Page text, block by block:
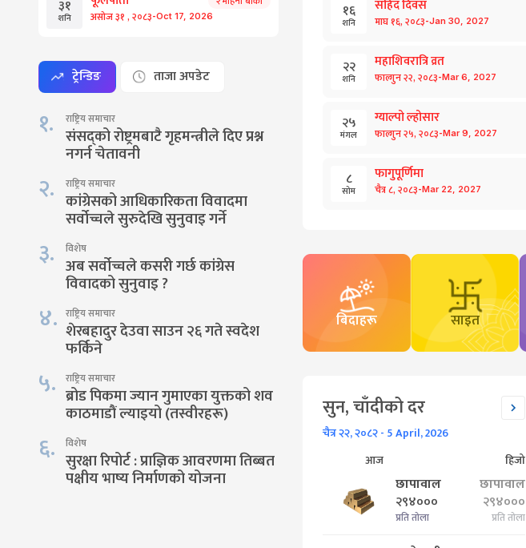
३१
शनि असोज३१ , २०८३-Oct 17, 2026
ट्रेन्डिङ ताजा अपडेट
१. राष्ट्रिय समाचार
संसद्को रोष्ट्रमबाटै गृहमन्त्रीले दिए प्रश्न
नगर्न चेतावनी
२. राष्ट्रिय समाचार
कांग्रेसको आधिकारिकता विवादमा
सर्वोच्चले सुरुदेखि सुनुवाइ गर्ने
३. विशेष
अब सर्वोच्चले कसरी गर्छ कांग्रेस
विवादको सुनुवाइ ?
४. राष्ट्रिय समाचार
शेरबहादुर देउवा साउन २६ गते स्वदेश
फर्किने
५. राष्ट्रिय समाचार
ब्रोड पिकमा ज्यान गुमाएका युक्तको शव
काठमाडौं ल्याइयो (तस्वीरहरू)
६. विशेष
सुरक्षा रिपोर्ट : प्राज्ञिक आवरणमा तिब्बत
पक्षीय भाष्य निर्माणको योजना
१६
शनि
सहिद दिवस
माघ१६, २०८३-Jan 30, 2027
२२
शनि
महाशिवरात्रि व्रत
फाल्गुन२२, २०८३-Mar 6, 2027
२५
मंगल
ग्याल्पो ल्होसार
फाल्गुन२५, २०८३-Mar 9, 2027
८
सोम
फागुपूर्णिमा
चैत्र८, २०८३-Mar 22, 2027
बिदाहरू साइत
सुन, चाँदीको दर
चैत्र २२, २०८२- 5 April, 2026
आज
हिजो
छापावाल
२९४०००
प्रति तोला
छापावाल
२९४०००
प्रति तोला